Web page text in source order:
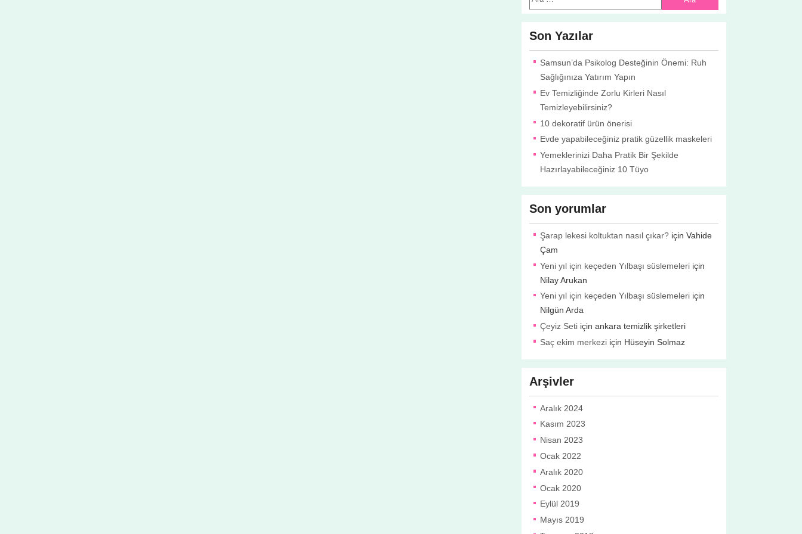
Son Yazılar
Samsun’da Psikolog Desteğinin Önemi: Ruh
Sağlığınıza Yatırım Yapın
Ev Temizliğinde Zorlu Kirleri Nasıl
Temizleyebilirsiniz?
10 dekoratif ürün önerisi
Evde yapabileceğiniz pratik güzellik maskeleri
Yemeklerinizi Daha Pratik Bir Şekilde
Hazırlayabileceğiniz 10 Tüyo
Son yorumlar
Şarap lekesi koltuktan nasıl çıkar?için Vahide
Çam
Yeni yıl için keçeden Yılbaşı süslemeleriiçin
Nilay Arukan
Yeni yıl için keçeden Yılbaşı süslemeleriiçin
Nilgün Arda
Çeyiz Setiiçin ankara temizlik şirketleri
Saç ekim merkeziiçin Hüseyin Solmaz
Arşivler
Aralık 2024
Kasım 2023
Nisan 2023
Ocak 2022
Aralık 2020
Ocak 2020
Eylül 2019
Mayıs 2019